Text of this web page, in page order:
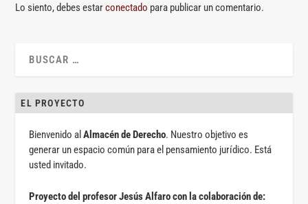
Lo siento, debes estarconectado para publicar un comentario.
EL PROYECTO
Bienvenido alAlmacén de Derecho. Nuestro objetivo es
generar un espacio común para el pensamiento jurídico. Está
usted invitado.
Proyecto del profesor Jesús Alfaro con la colaboración de: